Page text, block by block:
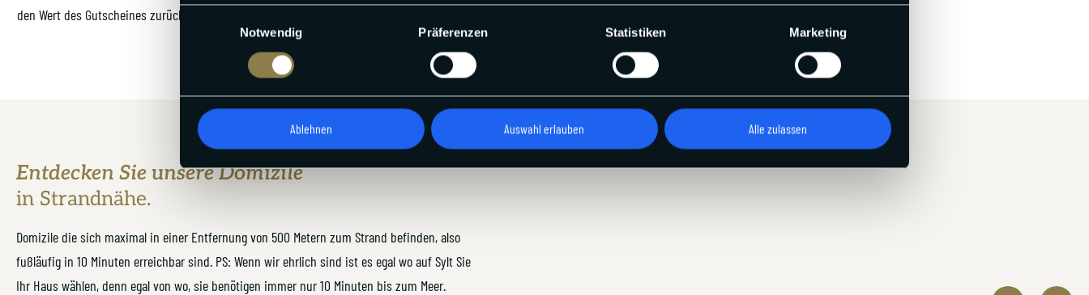
Einwilligungsauswahl
Notwendig
Präferenzen Statistiken Marketing
Ablehnen Auswahl erlauben Alle zulassen
den Wert des Gutscheines zurückerstatten.
Entdecken Sie unsere Domizile
in Strandnähe.
Domizile die sich maximal in einer Entfernung von 500 Metern zum Strand befinden, also
fußläufig in 10 Minuten erreichbar sind. PS: Wenn wir ehrlich sind ist es egal wo auf Sylt Sie
Ihr Haus wählen, denn egal von wo, sie benötigen immer nur 10 Minuten bis zum Meer.